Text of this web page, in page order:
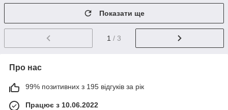
Показати ще
1 / 3
Про нас
99% позитивних з 195 відгуків за рік
Працює з 10.06.2022